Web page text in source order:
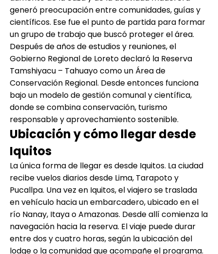
generó preocupación entre comunidades, guías y
científicos. Ese fue el punto de partida para formar
un grupo de trabajo que buscó proteger el área.
Después de años de estudios y reuniones, el
Gobierno Regional de Loreto declaró la Reserva
Tamshiyacu – Tahuayo como un Área de
Conservación Regional. Desde entonces funciona
bajo un modelo de gestión comunal y científica,
donde se combina conservación, turismo
responsable y aprovechamiento sostenible.
Ubicación y cómo llegar desde
Iquitos
La única forma de llegar es desde Iquitos. La ciudad
recibe vuelos diarios desde Lima, Tarapoto y
Pucallpa. Una vez en Iquitos, el viajero se traslada
en vehículo hacia un embarcadero, ubicado en el
río Nanay, Itaya o Amazonas. Desde allí comienza la
navegación hacia la reserva. El viaje puede durar
entre dos y cuatro horas, según la ubicación del
lodge o la comunidad que acompañe el programa.